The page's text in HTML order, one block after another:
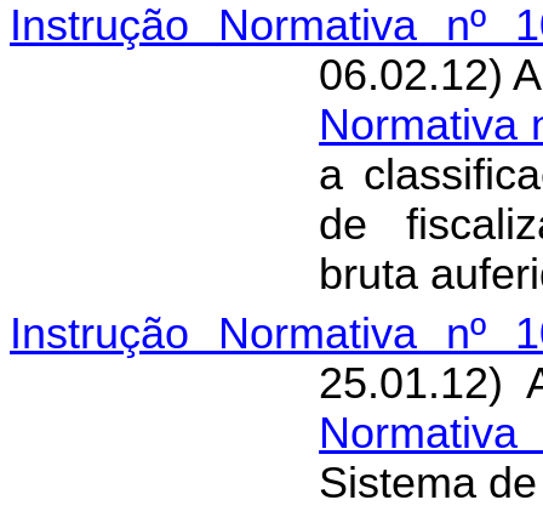
Instrução Normativa nº
06.02.12)
Normativa
a
de
bruta
Instrução Normativa nº
Normativa
Sistema